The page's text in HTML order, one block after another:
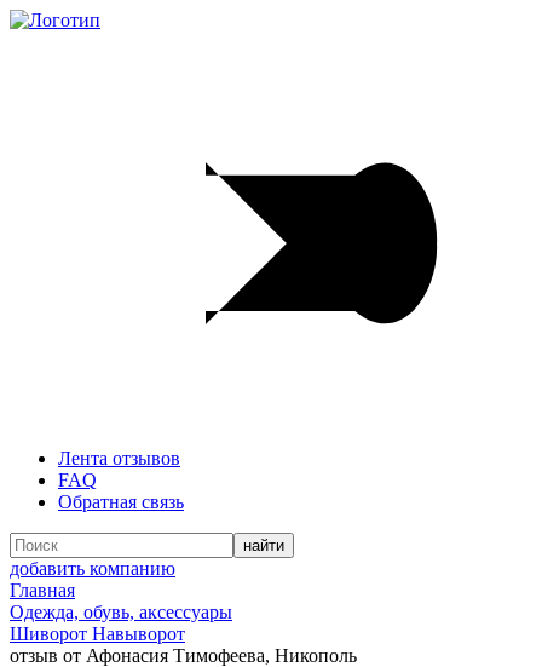
Лента отзывов
FAQ
Обратная связь
добавить компанию
Главная
Одежда, обувь, аксессуары
Шиворот Навыворот
отзыв от Афонасия Тимофеева, Никополь